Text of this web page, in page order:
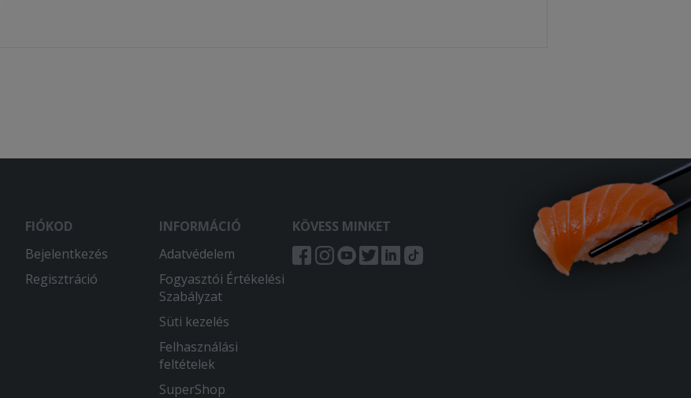
FIÓKOD
Bejelentkezés
Regisztráció
INFORMÁCIÓ
Adatvédelem
Fogyasztói Értékelési
Szabályzat
Süti kezelés
Felhasználási
feltételek
SuperShop
KÖVESS MINKET